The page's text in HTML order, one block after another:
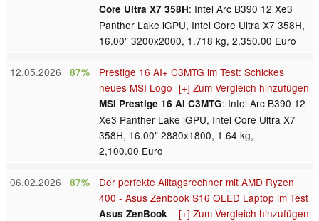
Core Ultra X7 358H: Intel Arc B390 12 Xe3
Panther Lake iGPU, Intel Core Ultra X7 358H,
16.00" 3200x2000, 1.718 kg, 2,350.00 Euro
12.05.2026 87%
Prestige 16 AI+ C3MTG im Test: Schickes
neues MSI Logo [+] Zum Vergleich hinzufügen
MSI Prestige 16 AI C3MTG: Intel Arc B390 12
Xe3 Panther Lake iGPU, Intel Core Ultra X7
358H, 16.00" 2880x1800, 1.64 kg,
2,100.00 Euro
06.02.2026 87%
Der perfekte Alltagsrechner mit AMD Ryzen
400 - Asus Zenbook S16 OLED Laptop im Test
[+] Zum Vergleich hinzufügen
Asus ZenBook